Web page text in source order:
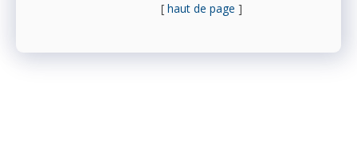
[ haut de page ]